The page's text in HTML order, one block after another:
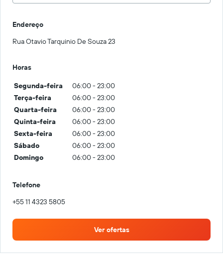
Endereço
Rua Otavio Tarquinio De Souza 23
Horas
Segunda-feira
06:00 - 23:00
Terça-feira
06:00 - 23:00
Quarta-feira
06:00 - 23:00
Quinta-feira
06:00 - 23:00
Sexta-feira
06:00 - 23:00
Sábado
06:00 - 23:00
Domingo
06:00 - 23:00
Telefone
+55 11 4323 5805
Ver ofertas